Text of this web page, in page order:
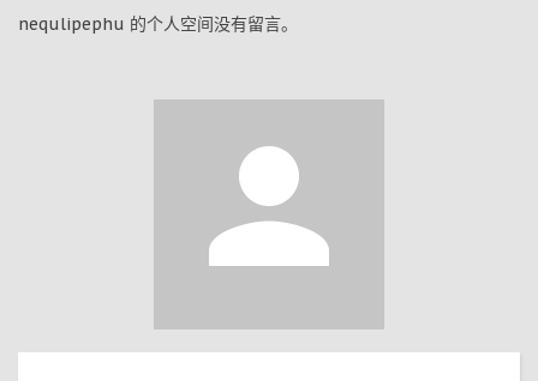
nequlipephu 的个人空间没有留言。